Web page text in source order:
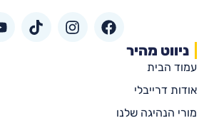
ניווט מהיר
עמוד הבית
אודות דרייבלי
מורי הנהיגה שלנו